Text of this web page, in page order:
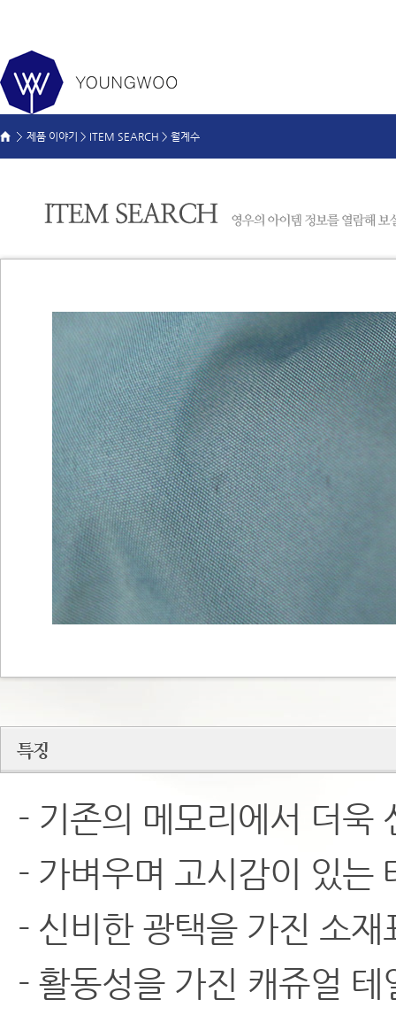
제품 이야기 > ITEM SEARCH > 월계수
- 기존의 메모리에서 더욱
- 가벼우며 고시감이 있는
- 신비한 광택을 가진 소재
- 활동성을 가진 캐쥬얼 테